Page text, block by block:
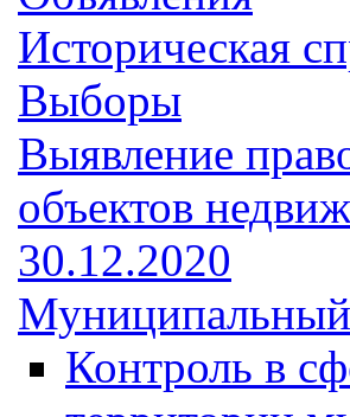
Историческая
Выборы
Выявление
объектов
30.12.2020
Муниципальный
Контроль в